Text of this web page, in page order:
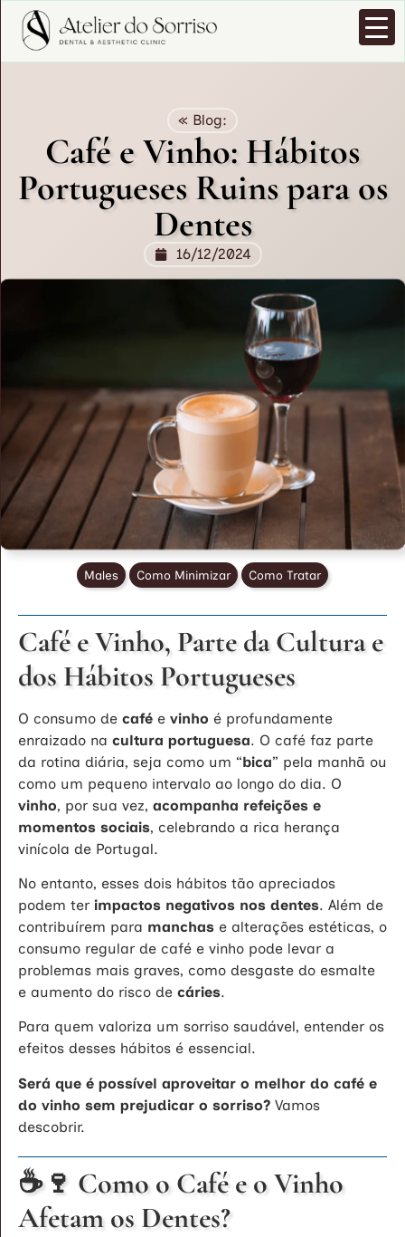
« Blog:
Café e Vinho: Hábitos
Portugueses Ruins para os
Dentes
16/12/2024
Males Como Minimizar Como Tratar
Café e Vinho, Parte da Cultura e
dos Hábitos Portugueses
O consumo de café e vinho é profundamente
enraizado na cultura portuguesa. O café faz parte
da rotina diária, seja como um “bica” pela manhã ou
como um pequeno intervalo ao longo do dia. O
vinho, por sua vez, acompanha refeições e
momentos sociais, celebrando a rica herança
vinícola de Portugal.
No entanto, esses dois hábitos tão apreciados
podem ter impactos negativos nos dentes. Além de
contribuírem para manchas e alterações estéticas, o
consumo regular de café e vinho pode levar a
problemas mais graves, como desgaste do esmalte
e aumento do risco de cáries.
Para quem valoriza um sorriso saudável, entender os
efeitos desses hábitos é essencial.
Será que é possível aproveitar o melhor do café e
do vinho sem prejudicar o sorriso? Vamos
descobrir.
☕🍷 Como o Café e o Vinho
Afetam os Dentes?